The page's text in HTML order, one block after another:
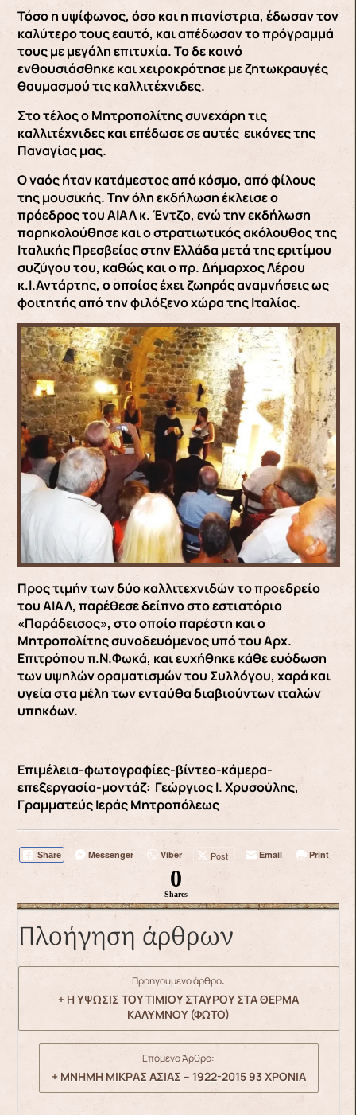
Τόσο η υψίφωνος, όσο και η πιανίστρια, έδωσαν τον
καλύτερο τους εαυτό, και απέδωσαν το πρόγραμμά
τους με μεγάλη επιτυχία. Το δε κοινό
ενθουσιάσθηκε και χειροκρότησε με ζητωκραυγές
θαυμασμού τις καλλιτέχνιδες.
Στο τέλος ο Μητροπολίτης συνεχάρη τις
καλλιτέχνιδες και επέδωσε σε αυτές εικόνες της
Παναγίας μας.
Ο ναός ήταν κατάμεστος από κόσμο, από φίλους
της μουσικής. Την όλη εκδήλωση έκλεισε ο
πρόεδρος του ΑΙΑΛ κ. Έντζο, ενώ την εκδήλωση
παρηκολούθησε και ο στρατιωτικός ακόλουθος της
Ιταλικής Πρεσβείας στην Ελλάδα μετά της εριτίμου
συζύγου του, καθώς και ο πρ. Δήμαρχος Λέρου
κ.Ι.Αντάρτης, ο οποίος έχει ζωηράς αναμνήσεις ως
φοιτητής από την φιλόξενο χώρα της Ιταλίας.
Προς τιμήν των δύο καλλιτεχνιδών το προεδρείο
του ΑΙΑΛ, παρέθεσε δείπνο στο εστιατόριο
«Παράδεισος», στο οποίο παρέστη και ο
Μητροπολίτης συνοδευόμενος υπό του Αρχ.
Επιτρόπου π.Ν.Φωκά, και ευχήθηκε κάθε ευόδωση
των υψηλών οραματισμών του Συλλόγου, χαρά και
υγεία στα μέλη των ενταύθα διαβιούντων ιταλών
υπηκόων.
Επιμέλεια-φωτογραφίες-βίντεο-κάμερα-
επεξεργασία-μοντάζ: Γεώργιος Ι. Χρυσούλης,
Γραμματεύς Ιεράς Μητροπόλεως
Share Messenger Viber Post Email Print
0
Shares
Πλοήγηση άρθρων
Προηγούμενο άρθρο:
+ Η ΥΨΩΣΙΣ ΤΟΥ ΤΙΜΙΟΥ ΣΤΑΥΡΟΥ ΣΤΑ ΘΕΡΜΑ
ΚΑΛΥΜΝΟΥ (ΦΩΤΟ)
Επόμενο Άρθρο:
+ ΜΝΗΜΗ ΜΙΚΡΑΣ ΑΣΙΑΣ – 1922-2015 93 ΧΡΟΝΙΑ